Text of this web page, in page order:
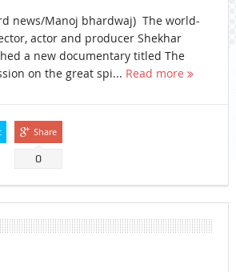
news/Manoj bhardwaj) The world-
actor and producer Shekhar
a new documentary titled The
on the great spi... Read more
Share
0